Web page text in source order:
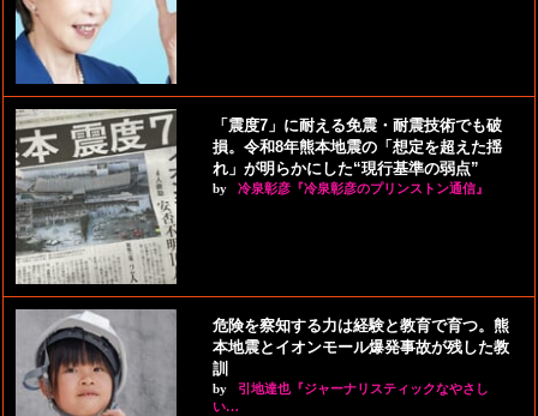
「震度7」に耐える免震・耐震技術でも破
損。令和8年熊本地震の「想定を超えた揺
れ」が明らかにした“現行基準の弱点”
by 冷泉彰彦『冷泉彰彦のプリンストン通信』
危険を察知する力は経験と教育で育つ。熊
本地震とイオンモール爆発事故が残した教
訓
by
引地達也『ジャーナリスティックなやさし
い…